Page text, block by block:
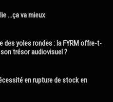
…ça va mieux
des yoles rondes : la FYRM offre-t-
trésor audiovisuel ?
en rupture de stock en